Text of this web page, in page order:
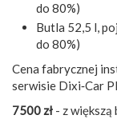
do 80%)
Butla 52,5 l,
do 80%)
Cena fabrycznej
serwisie Dixi‑Car
7500 zł - z większą